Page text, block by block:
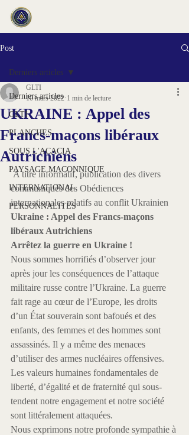
Post
Derniers articles
GLTI
PLANCHES
SOUS L'ACACIA
PAYSAGE MACONNIQUE
INTERNATIONAL
PERSONNALITES
Derniers articles
UKRAINE : Appel des
Francs-maçons libéraux
Autrichiens
GLTI
10 mars 2022 1 min de lecture
A titre informatif, publication des divers
communiqués des Obédiences
internationales relatifs au conflit Ukrainien
Ukraine : Appel des Francs-maçons
libéraux Autrichiens
Arrêtez la guerre en Ukraine !
Nous sommes horrifiés d’observer jour
après jour les conséquences de l’attaque
militaire russe contre l’Ukraine. La guerre
fait rage au cœur de l’Europe, les droits
d’un État souverain sont bafoués et des
enfants, des femmes et des hommes sont
assassinés. Il y a même des menaces
d’utiliser des armes nucléaires offensives.
Les valeurs humaines fondamentales de
liberté, d’égalité et de fraternité qui sous-
tendent notre engagement et notre société
sont littéralement attaquées.
Nous exprimons notre profonde sympathie à